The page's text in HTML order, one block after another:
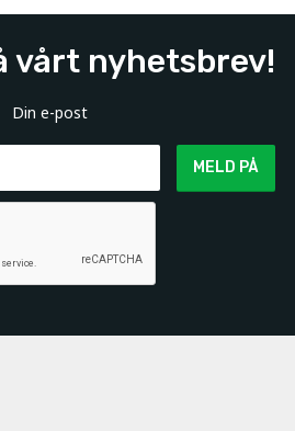
vårt nyhetsbrev!
Din e-post
MELD PÅ